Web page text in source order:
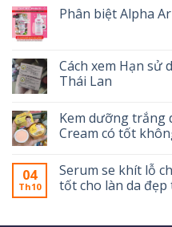
Phân biệt Alpha
Cách xem Hạn sử
Thái Lan
Kem dưỡng trắng
Cream có tốt
04
Th10
Serum se khít lỗ
tốt cho làn da đẹp